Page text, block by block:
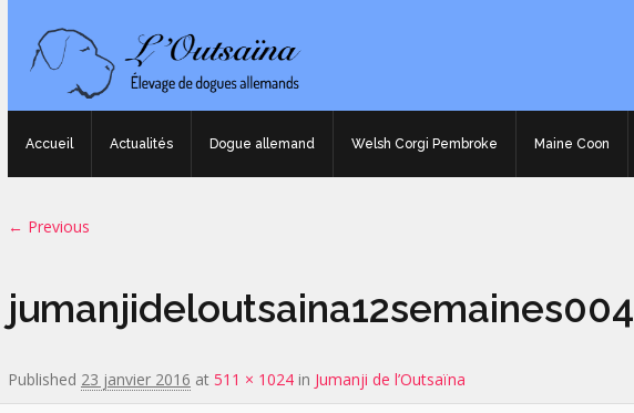
Accueil Actualités Dogue allemand Welsh Corgi Pembroke Maine Coon
Image navigation
← Previous
jumanjideloutsaina12semaines004
Published 23 janvier 2016 at 511 × 1024 in Jumanji de l’Outsaïna